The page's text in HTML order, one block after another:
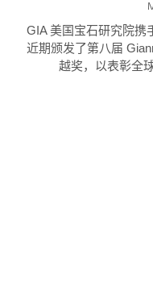
GIA 美国宝石研究院携
近期颁发了第八届
越奖，以表彰全